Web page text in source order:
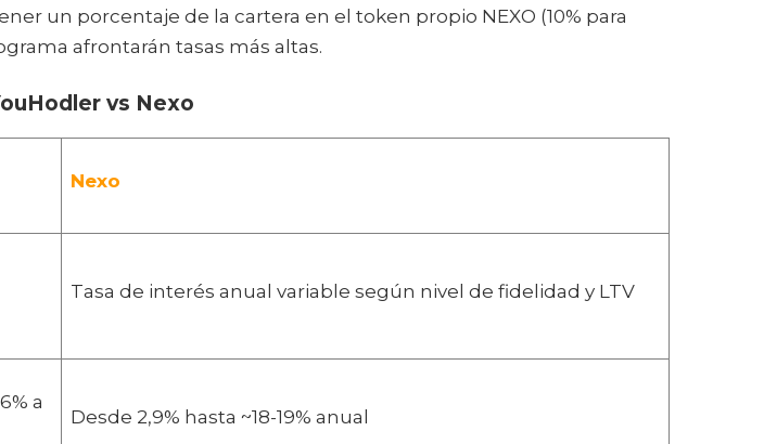
un porcentaje de la cartera en el token propio NEXO (10% para
afrontarán tasas más altas.
vs Nexo
Nexo
Tasa de interés anual variable según nivel de fidelidad y LTV
a
Desde 2,9% hasta ~18-19% anual